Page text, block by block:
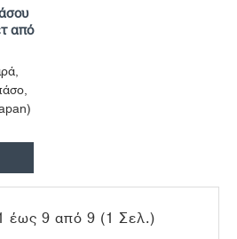
από
έως 9 από 9 (1 Σελ.)